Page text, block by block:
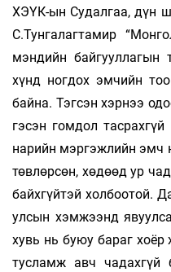
ХЭҮК-ын Судалгаа, дүн
С.Тунгалагтамир
мэндийн байгууллагын
хүнд ногдох эмчийн
байна. Тэгсэн хэрнээ
гэсэн гомдол
нарийн мэргэжлийн эмч
төвлөрсөн, хөдөөд ур
байхгүйтэй холбоотой.
улсын хэмжээнд
хувь нь буюу бараг
тусламж авч чадахгүй